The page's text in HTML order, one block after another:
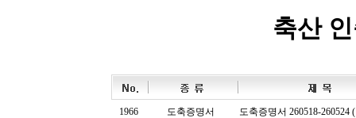
축산
1966 도축증명서
도축증명서 260518-260524